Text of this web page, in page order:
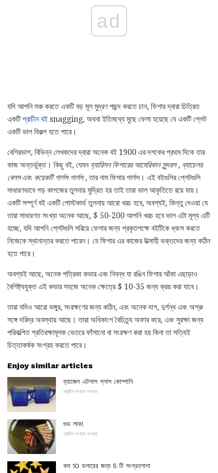
ad
যদি আপনি শুরু করতে একটি বড় মূল মুদ্রণ পছন্দ করতে চান, ফিশার দ্বারা চিত্রিত
একটিপ্রাচীন বই snagging, অথবা ইতিমধ্যে মুছে ফেলা হয়েছে যে একটি প্লেট
একটি ভাল বিকল্প হতে পারে।
বেশিরভাগ, বিভিন্ন লেখকদের দ্বারা অনেক বই 1900 এর দশকের প্রথম দিকে তার
কাজ অন্তর্ভুক্ত। কিছু বই, যেমন হ্যারিসন ফিশারের আমেরিকান সুন্দরস, ব্যাচেলর
বেলসএবং কয়েকটি গার্লস গার্লস, তার নাম ফিসার গার্লস। এই বইগুলির প্লেটগুলি
সাধারণভাবে গড় কাগজের তুলনায় মুদ্রিত হয় তাই তারা ভাল আকৃতিতে রয়ে যায়।
একটি সম্পূর্ণ বই একটি পোস্টকার্ড তুলনায় আরো খরচ হবে, অবশ্যই, কিন্তু দেওয়া যে
তারা সাধারণত সংখ্যা অনেক আছে, $ 50-200 আপনি খরচ হবে ভাল এটা মূল্য এটি
হচ্ছে, যদি আপনি প্লেটগুলি সরিয়ে ফেলার জন্য প্রকৃতপক্ষে বইটিকে ধ্বংস করতে
নিজেকে স্থানান্তর করতে পারেন। যে ফিশার এর কাজের উত্সাহী ভক্তদের জন্য কঠিন
হতে পারে।
অবশ্যই আছে, অনেক পত্রিকা কভার এবং নিবন্ধ যা রঙিন ফিশার আঁকা এছাড়াও
বৈশিষ্ট্যযুক্ত এই কভার সহজে অনেক ক্ষেত্রে $ 10-35 জন্য ক্রয় করা যাবে।
তারা যদিও আরো ভঙ্গুর, সংরক্ষণের জন্য কঠিন, এবং অনেক দাগ, দুর্গন্ধ এবং অশ্রু
সঙ্গে দরিদ্র অবস্থায় আছে। তারা অধিকাংশ বৈচিত্র্য অফার করে, এবং সুরক্ষা জন্য
পরিকল্পিত প্রতিরক্ষামূলক ভেতরে ফাঁসানো বা সংরক্ষণ করা হয় কিনা তা সত্যিই
চিত্তাকর্ষক সংগ্রহ করতে পারে।
Enjoy similar articles
হ্যাজেল এটলাস গ্লাস কোম্পানি
প্রাচীন সংগ্রহ সংগ্রহ
গুড লাক!
প্রাচীন সংগ্রহ সংগ্রহ
কম 10 ডলারের জন্য 5 টি সংগ্রহশালা